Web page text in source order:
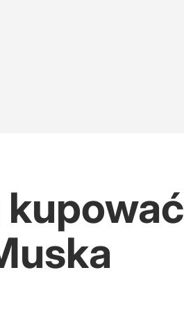
kupować